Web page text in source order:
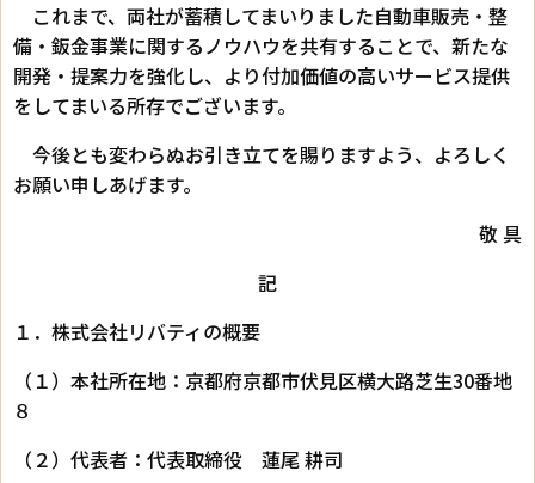
これまで、両社が蓄積してまいりました自動車販売・整
備・鈑金事業に関するノウハウを共有することで、新たな
開発・提案力を強化し、より付加価値の高いサービス提供
をしてまいる所存でございます。
今後とも変わらぬお引き立てを賜りますよう、よろしく
お願い申しあげます。
敬 具
記
１．株式会社リバティの概要
（１）本社所在地：京都府京都市伏見区横大路芝生30番地
８
（２）代表者：代表取締役 蓮尾 耕司